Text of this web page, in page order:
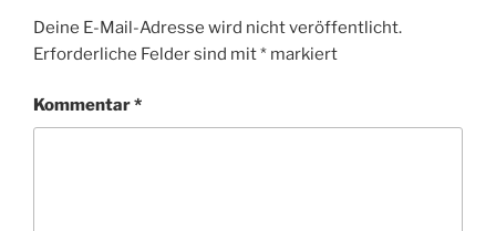
Deine E-Mail-Adresse wird nicht veröffentlicht.
Erforderliche Felder sind mit* markiert
Kommentar*